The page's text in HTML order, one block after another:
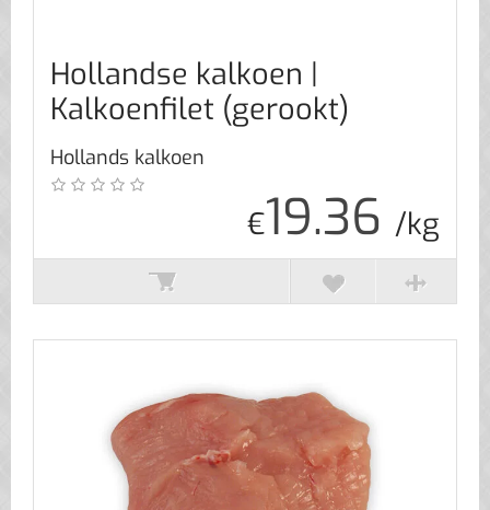
Hollandse kalkoen |
Kalkoenfilet (gerookt)
Hollands kalkoen
€19.36 /kg